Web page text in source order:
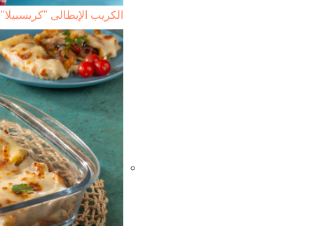
الكريب الإيطالى "كريسبيلا"